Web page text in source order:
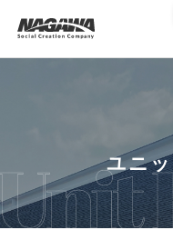
お問
ユニ